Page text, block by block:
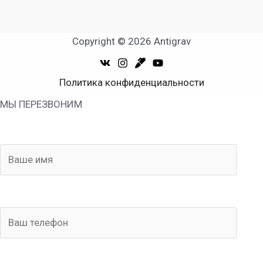
Copyright © 2026 Antigrav
Политика конфиденциальности
МЫ ПЕРЕЗВОНИМ